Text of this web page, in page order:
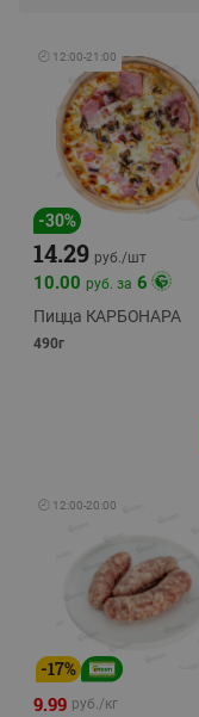
🕘 12:00-21:00
-30%
14.29 руб./шт
10.00 руб. за 6
Пицца КАРБОНАРА
490г
🕘 12:00-20:00
-17%
9.99 руб./кг